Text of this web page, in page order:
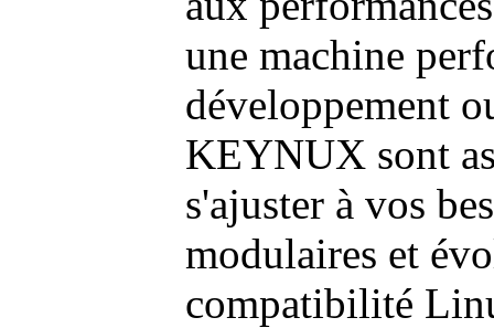
une machine
développement
KEYNUX sont
s'ajuster à vos
modulaires et
compatibilité